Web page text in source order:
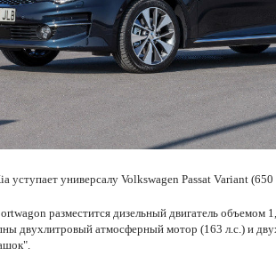
уступает универсалу Volkswagen Passat Variant
разместится дизельный двигатель
двухлитровый атмосферный мотор (163 л.с.) и